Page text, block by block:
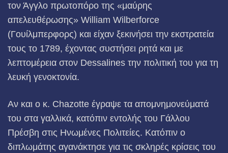
τον Άγγλο πρωτοπόρο της «μαύρης
απελευθέρωσης» William Wilberforce
(Γουίλμπερφορς) και είχαν ξεκινήσει την εκστρατεία
τους το 1789, έχοντας συστήσει ρητά και με
λεπτομέρεια στον Dessalines την πολιτική του για τη
λευκή γενοκτονία.
Αν και ο κ. Chazotte έγραψε τα απομνημονεύματά
του στα γαλλικά, κατόπιν εντολής του Γάλλου
Πρέσβη στις Ηνωμένες Πολιτείες. Κατόπιν ο
διπλωμάτης αγανάκτησε για τις σκληρές κρίσεις του